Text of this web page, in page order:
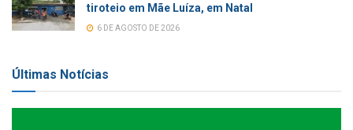
tiroteio em Mãe Luíza, em Natal
6 DE AGOSTO DE 2026
Últimas Notícias